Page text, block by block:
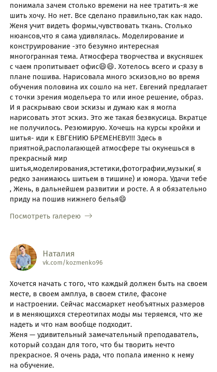
понимала зачем столько времени на нее тратить-я же
шить хочу. Но нет. Все сделано правильно,так как надо.
Женя учит видеть формы,чувствовать ткань. Столько
нюансов,что я сама удивлялась. Моделирование и
конструирование -это безумно интересная
многогранная тема. Атмосфера творчества и вкусняшек
с чаем пропитывает офис😄😄. Хотелось всего и сразу в
плане пошива. Нарисовала много эскизов,но во время
обучения половина их сошло на нет. Евгений предлагает
с точки зрения модельера то или иное решение, образ.
И я раскрываю свои эскизы и думаю как я могла
нарисовать этот эскиз. Это же такая безвкусица. Вкратце
не получилось. Резюмирую. Хочешь на курсы кройки и
шитья- иди к ЕВГЕНИЮ БРЕМЕНЕВУ!!! Здесь в
приятной,располагающей атмосфере ты окунешься в
прекрасный мир
шитья,моделирования,эстетики,фотографии,музыки( я
редко занимаюсь шитьем в тишине) и юмора. Удачи тебе
, Жень, в дальнейшем развитии и росте. А я обязательно
приду на пошив нижнего белья😄
Посмотреть галерею
Наталия
vk.com/kozmenko96
Хочется начать с того, что каждый должен быть на своем
месте, в своем амплуа, в своем стиле, фасоне
и настроении. Сейчас массмаркет необъятных размеров
и в меняющихся стереотипах моды мы теряемся, что же
надеть и что нам вообще подходит.
Женя — удивительный замечательный преподаватель,
который создан для того, что бы творить нечто
прекрасное. Я очень рада, что попала именно к нему
на обучение.